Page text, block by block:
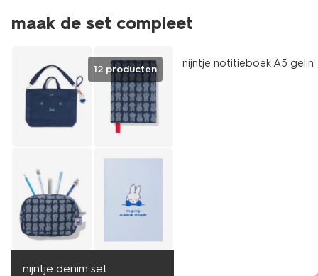
maak de set compleet
12 producten
nijntje denim set
nieuw
nijntje notitieboek A5